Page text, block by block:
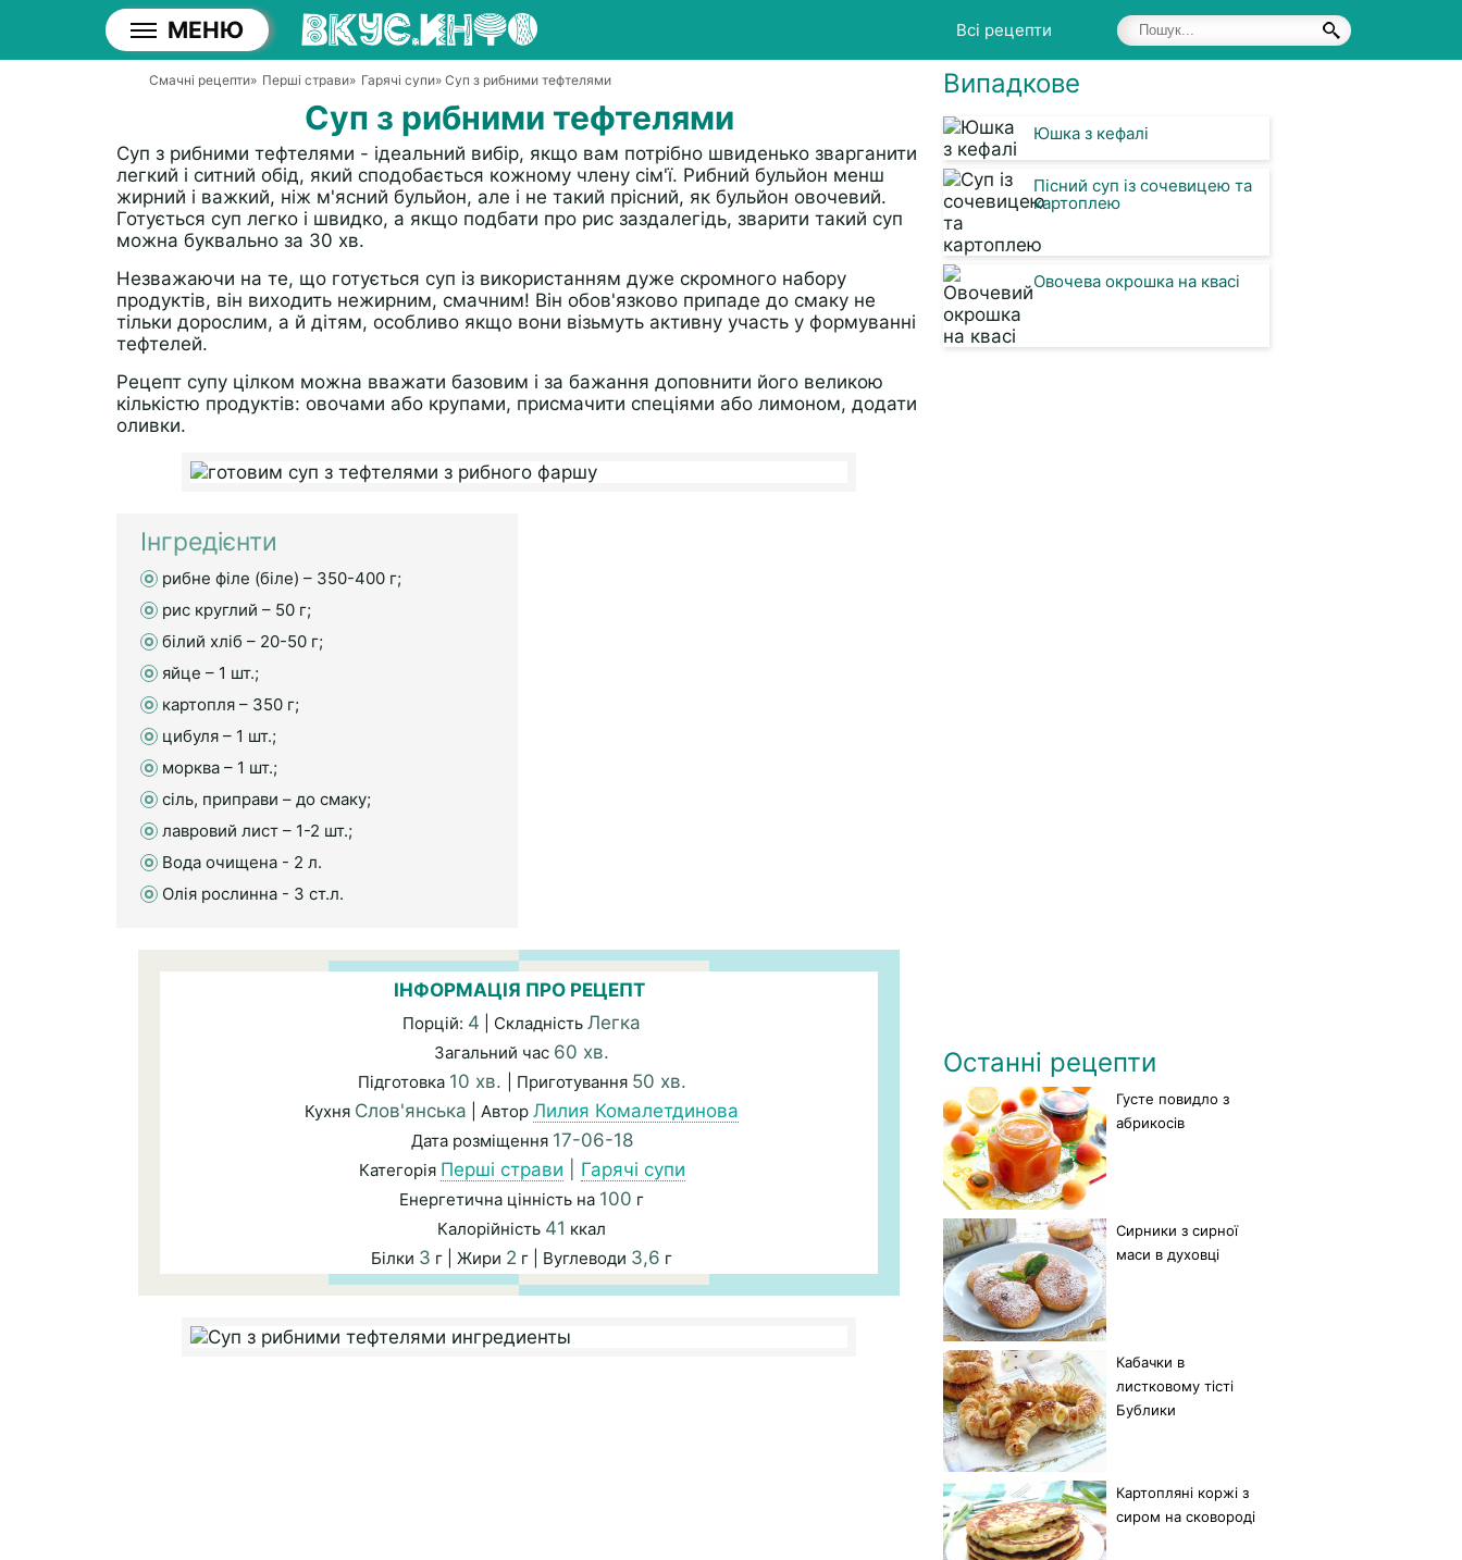
МЕНЮ Всі рецепти
Смачні рецепти» Перші страви» Гарячі супи» Суп з рибними тефтелями
Суп з рибними тефтелями
Суп з рибними тефтелями - ідеальний вибір, якщо вам потрібно швиденько зварганити
легкий і ситний обід, який сподобається кожному члену сім'ї. Рибний бульйон менш
жирний і важкий, ніж м'ясний бульйон, але і не такий прісний, як бульйон овочевий.
Готується суп легко і швидко, а якщо подбати про рис заздалегідь, зварити такий суп
можна буквально за 30 хв.
Незважаючи на те, що готується суп із використанням дуже скромного набору
продуктів, він виходить нежирним, смачним! Він обов'язково припаде до смаку не
тільки дорослим, а й дітям, особливо якщо вони візьмуть активну участь у формуванні
тефтелей.
Рецепт супу цілком можна вважати базовим і за бажання доповнити його великою
кількістю продуктів: овочами або крупами, присмачити спеціями або лимоном, додати
оливки.
Інгредієнти
рибне філе (біле) – 350-400 г;
рис круглий – 50 г;
білий хліб – 20-50 г;
яйце – 1 шт.;
картопля – 350 г;
цибуля – 1 шт.;
морква – 1 шт.;
сіль, приправи – до смаку;
лавровий лист – 1-2 шт.;
Вода очищена - 2 л.
Олія рослинна - 3 ст.л.
ІНФОРМАЦІЯ ПРО РЕЦЕПТ
Порцій: 4 | Складність Легка
Загальний час 60 хв.
Підготовка 10 хв. | Приготування 50 хв.
Кухня Слов'янська | Автор Лилия Комалетдинова
Дата розміщення 17-06-18
Категорія Перші страви Гарячі супи
Енергетична цінність на 100 г
Калорійність 41 ккал
Білки 3 г | Жири 2 г | Вуглеводи 3,6 г
Випадкове
Юшка з кефалі
Пісний суп із сочевицею та
картоплею
Овочева окрошка на квасі
Останні рецепти
Густе повидло з
абрикосів
Сирники з сирної
маси в духовці
Кабачки в
листковому тісті
Бублики
Картопляні коржі з
сиром на сковороді